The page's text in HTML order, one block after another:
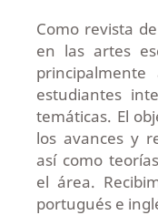
Como revista
en las artes
estudiantes
temáticas. El
los avances y
así como
el área.
portugués e